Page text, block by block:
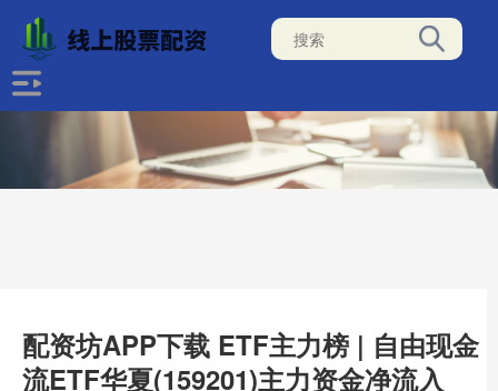
配资坊APP下载 ETF主力榜 | 自由现金
流ETF华夏(159201)主力资金净流入